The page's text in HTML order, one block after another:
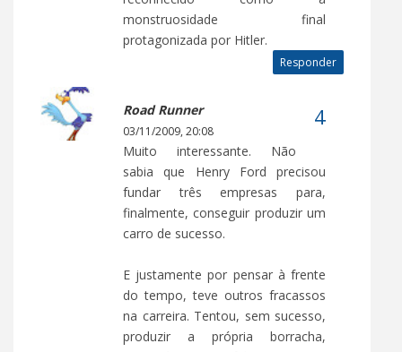
monstruosidade final
protagonizada por Hitler.
Responder
Road Runner
03/11/2009, 20:08
Muito interessante. Não
sabia que Henry Ford precisou
fundar três empresas para,
finalmente, conseguir produzir um
carro de sucesso.
E justamente por pensar à frente
do tempo, teve outros fracassos
na carreira. Tentou, sem sucesso,
produzir a própria borracha,